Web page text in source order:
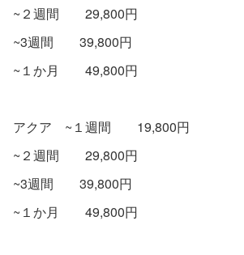
~２週間 29,800円
~3週間 39,800円
~１か月 49,800円
アクア ~１週間 19,800円
~２週間 29,800円
~3週間 39,800円
~１か月 49,800円